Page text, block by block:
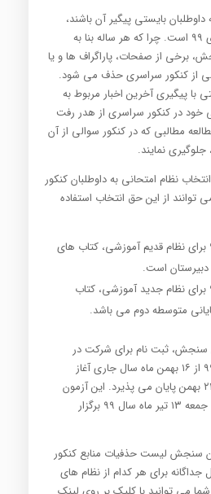
بایستی پیگیر آن باشند،
حذفیات کنکور سراسری ۹۹ است. چرا که هر ساله بنا به
برخی از صفحات، پاراگراف ها و یا
از کنکور سراسری حذف می شود.
با پیگیری آخرین اخبار مربوط به
در کنکور سراسری از هدر رفت
مطالبی که در کنکور سوالی از آن
نمایند.
نظام امتحانی به داوطلبان کنکور
توانند از این حق انتخاب استفاده
منابع درسی کنکور ۹۹ برای نظام قدیم آموزشی، کتاب های
است.
منابع درسی کنکور ۹۹ برای نظام جدید آموزشی، کتاب
متوسطه دوم می باشد.
سنجش، ثبت نام برای شرکت در
آزمون سراسری سال ۹۹ از ۱۶ بهمن ماه سال جاری آغاز
می‌شود و این مهلت ۲۴ بهمن پایان می پذیرد. این آزمون
روزهای پنج شنبه ۱۲ و جمعه ۱۳ تیر ماه سال ۹۹ برگزار
سنجش لیست حذفیات منابع کنکور
جداگانه برای هر کدام از نظام های